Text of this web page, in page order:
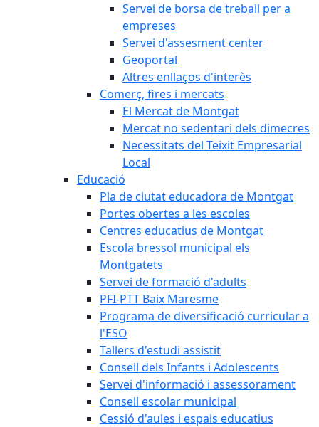
Servei de borsa de treball per a
empreses
Servei d'assesment center
Geoportal
Altres enllaços d'interès
Comerç, fires i mercats
El Mercat de Montgat
Mercat no sedentari dels dimecres
Necessitats del Teixit Empresarial
Local
Educació
Pla de ciutat educadora de Montgat
Portes obertes a les escoles
Centres educatius de Montgat
Escola bressol municipal els
Montgatets
Servei de formació d'adults
PFI-PTT Baix Maresme
Programa de diversificació curricular a
l'ESO
Tallers d'estudi assistit
Consell dels Infants i Adolescents
Servei d'informació i assessorament
Consell escolar municipal
Cessió d'aules i espais educatius